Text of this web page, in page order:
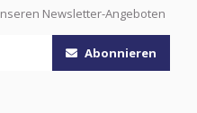
Newsletter-Angeboten
Abonnieren